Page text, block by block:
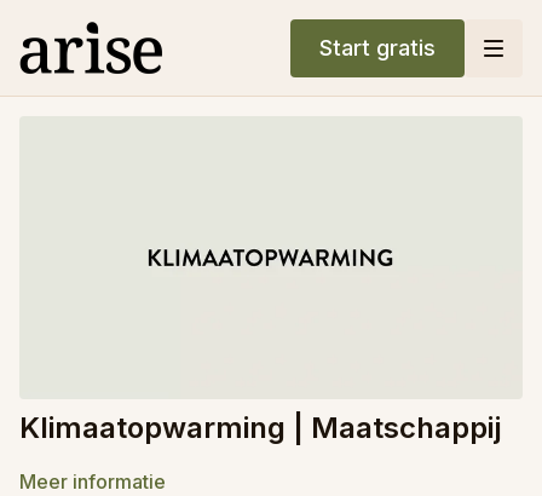
Start gratis
Klimaatopwarming | Maatschappij
Meer informatie